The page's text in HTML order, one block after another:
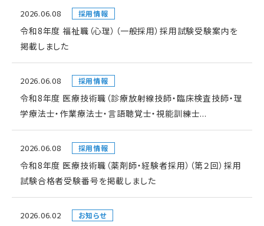
2026.06.08 採用情報
令和8年度 福祉職（心理）（一般採用）採用試験受験案内を
掲載しました
2026.06.08 採用情報
令和8年度 医療技術職（診療放射線技師・臨床検査技師・理
学療法士・作業療法士・言語聴覚士・視能訓練士...
2026.06.08 採用情報
令和8年度 医療技術職（薬剤師・経験者採用）（第２回）採用
試験合格者受験番号を掲載しました
2026.06.02 お知らせ